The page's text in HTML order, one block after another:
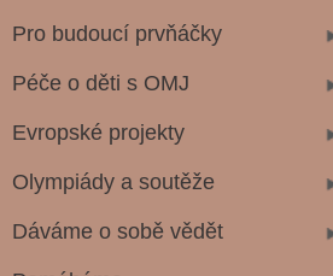
Pro budoucí prvňáčky
Péče o děti s OMJ
Evropské projekty
Olympiády a soutěže
Dáváme o sobě vědět